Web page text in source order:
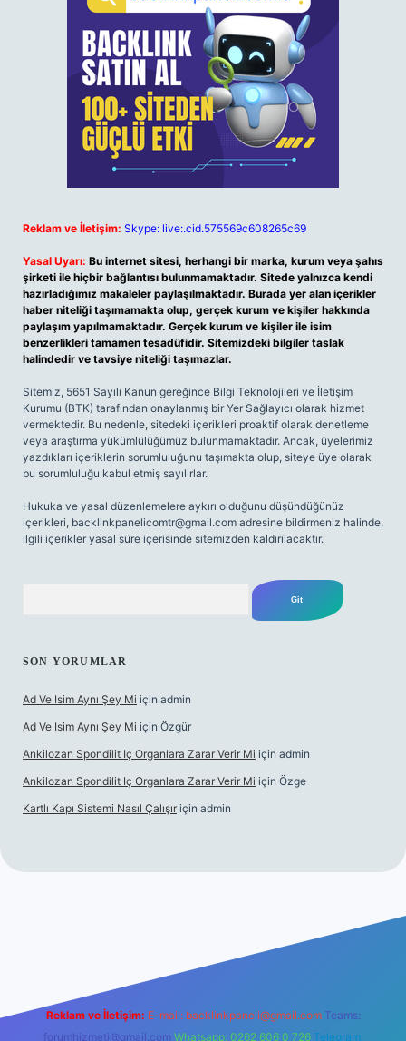
Reklam ve İletişim: Skype: live:.cid.575569c608265c69
Yasal Uyarı: Bu internet sitesi, herhangi bir marka, kurum veya şahıs
şirketi ile hiçbir bağlantısı bulunmamaktadır. Sitede yalnızca kendi
hazırladığımız makaleler paylaşılmaktadır. Burada yer alan içerikler
haber niteliği taşımamakta olup, gerçek kurum ve kişiler hakkında
paylaşım yapılmamaktadır. Gerçek kurum ve kişiler ile isim
benzerlikleri tamamen tesadüfidir. Sitemizdeki bilgiler taslak
halindedir ve tavsiye niteliği taşımazlar.
Sitemiz, 5651 Sayılı Kanun gereğince Bilgi Teknolojileri ve İletişim
Kurumu (BTK) tarafından onaylanmış bir Yer Sağlayıcı olarak hizmet
vermektedir. Bu nedenle, sitedeki içerikleri proaktif olarak denetleme
veya araştırma yükümlülüğümüz bulunmamaktadır. Ancak, üyelerimiz
yazdıkları içeriklerin sorumluluğunu taşımakta olup, siteye üye olarak
bu sorumluluğu kabul etmiş sayılırlar.
Hukuka ve yasal düzenlemelere aykırı olduğunu düşündüğünüz
içerikleri, backlinkpanelicomtr@gmail.com adresine bildirmeniz halinde,
ilgili içerikler yasal süre içerisinde sitemizden kaldırılacaktır.
SON YORUMLAR
Ad Ve Isim Aynı Şey Mi için admin
Ad Ve Isim Aynı Şey Mi için Özgür
Ankilozan Spondilit Iç Organlara Zarar Verir Mi için admin
Ankilozan Spondilit Iç Organlara Zarar Verir Mi için Özge
Kartlı Kapı Sistemi Nasıl Çalışır için admin
Reklam ve İletişim: E-mail: backlinkpaneli@gmail.com Teams:
forumhizmeti@gmail.com Whatsapp: 0262 606 0 726 Telegram: